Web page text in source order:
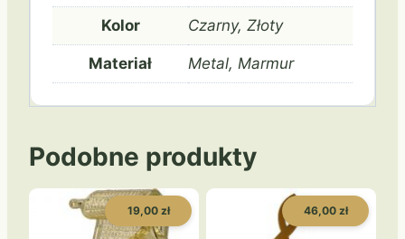
Kolor Czarny, Złoty
Materiał Metal, Marmur
Podobne produkty
19,00 zł 46,00 zł